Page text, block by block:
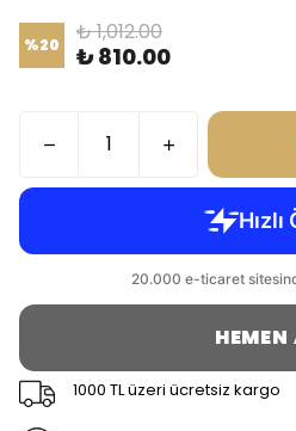
%20 ₺ 1,012.00
₺ 810.00
HEMEN
1000 TL üzeri ücretsiz kargo